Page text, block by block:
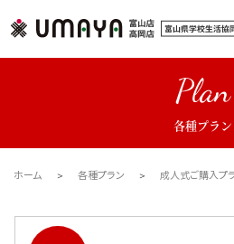
Plan
各種プラン
ホーム 各種プラン 成人式ご購入プ